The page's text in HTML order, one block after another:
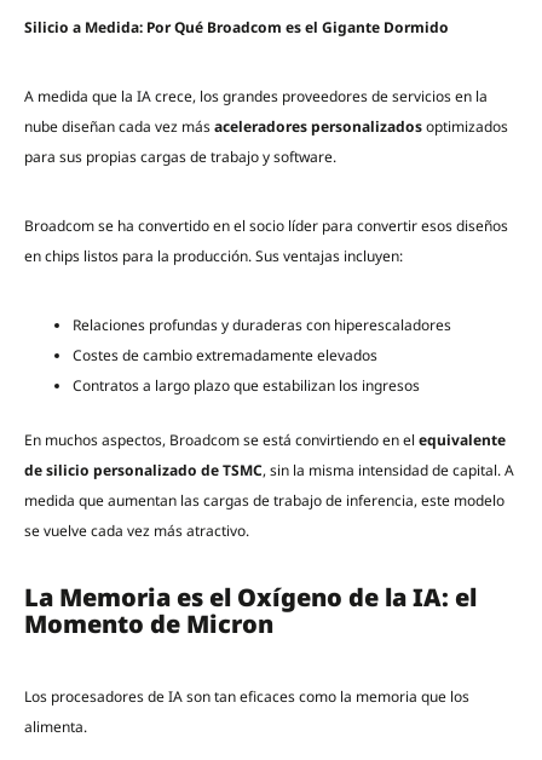
Silicio a Medida: Por Qué Broadcom es el Gigante Dormido
A medida que la IA crece, los grandes proveedores de servicios en la
nube diseñan cada vez másaceleradores personalizadosoptimizados
para sus propias cargas de trabajo y software.
Broadcom se ha convertido en el socio líder para convertir esos diseños
en chips listos para la producción. Sus ventajas incluyen:
Relaciones profundas y duraderas con hiperescaladores
Costes de cambio extremadamente elevados
Contratos a largo plazo que estabilizan los ingresos
En muchos aspectos, Broadcom se está convirtiendo en el equivalente
de silicio personalizado de TSMC, sin la misma intensidad de capital. A
medida que aumentan las cargas de trabajo de inferencia, este modelo
se vuelve cada vez más atractivo.
La Memoria es el Oxígeno de la IA: el
Momento de Micron
Los procesadores de IA son tan eficaces como la memoria que los
alimenta.